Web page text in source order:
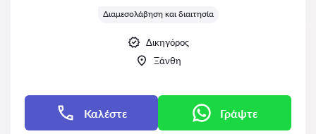
Διαμεσολάβηση και διαιτησία
Δικηγόρος
Ξάνθη
Καλέστε Γράψτε